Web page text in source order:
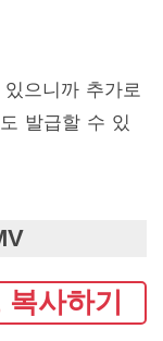
으니까 추가로
발급할 수 있
사하기